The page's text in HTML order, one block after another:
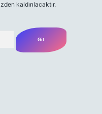
kaldırılacaktır.